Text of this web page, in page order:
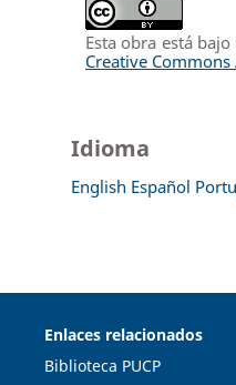
Esta obra está
Creative
Idioma
English Español
Enlaces relacionados
Biblioteca PUCP